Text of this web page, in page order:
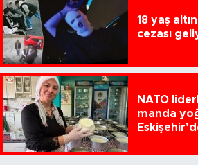
18 yaş
cezası
NATO
manda